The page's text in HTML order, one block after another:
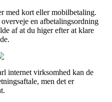
med kort eller mobilbetaling.
en afbetalingsordning
af at du higer efter at klare
internet virksomhed kan de
men det er